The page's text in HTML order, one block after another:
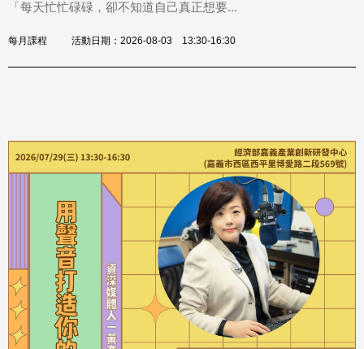
「每天忙忙碌碌，卻不知道自己真正想要...
每月課程 活動日期：2026-08-03 13:30-16:30